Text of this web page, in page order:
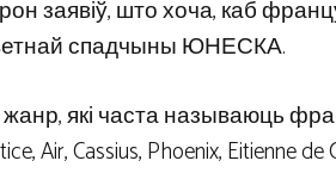
заявіў, што хоча, каб
спадчыны ЮНЕСКА.
жанр, які часта называюць
Air, Cassius, Phoenix, Eitienne de